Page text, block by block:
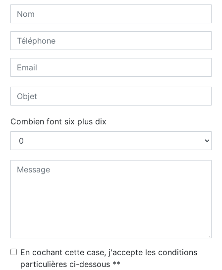
Combien font six plus dix
En cochant cette case, j'accepte les conditions
particulières ci-dessous **